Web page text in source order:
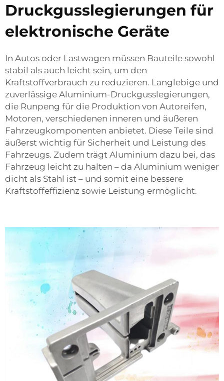
Druckgusslegierungen für
elektronische Geräte
In Autos oder Lastwagen müssen Bauteile sowohl
stabil als auch leicht sein, um den
Kraftstoffverbrauch zu reduzieren. Langlebige und
zuverlässige Aluminium-Druckgusslegierungen,
die Runpeng für die Produktion von Autoreifen,
Motoren, verschiedenen inneren und äußeren
Fahrzeugkomponenten anbietet. Diese Teile sind
äußerst wichtig für Sicherheit und Leistung des
Fahrzeugs. Zudem trägt Aluminium dazu bei, das
Fahrzeug leicht zu halten – da Aluminium weniger
dicht als Stahl ist – und somit eine bessere
Kraftstoffeffizienz sowie Leistung ermöglicht.